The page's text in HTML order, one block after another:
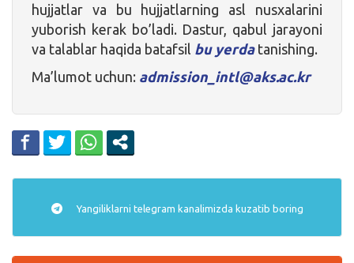
hujjatlar va bu hujjatlarning asl nusxalarini
yuborish kerak bo’ladi. Dastur, qabul jarayoni
va talablar haqida batafsil bu yerdatanishing.
Ma’lumot uchun: admission_intl@aks.ac.kr
Yangiliklarni telegram kanalimizda kuzatib boring